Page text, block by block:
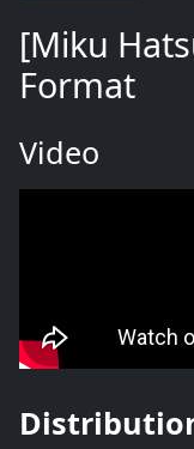
[Miku
Format
Video